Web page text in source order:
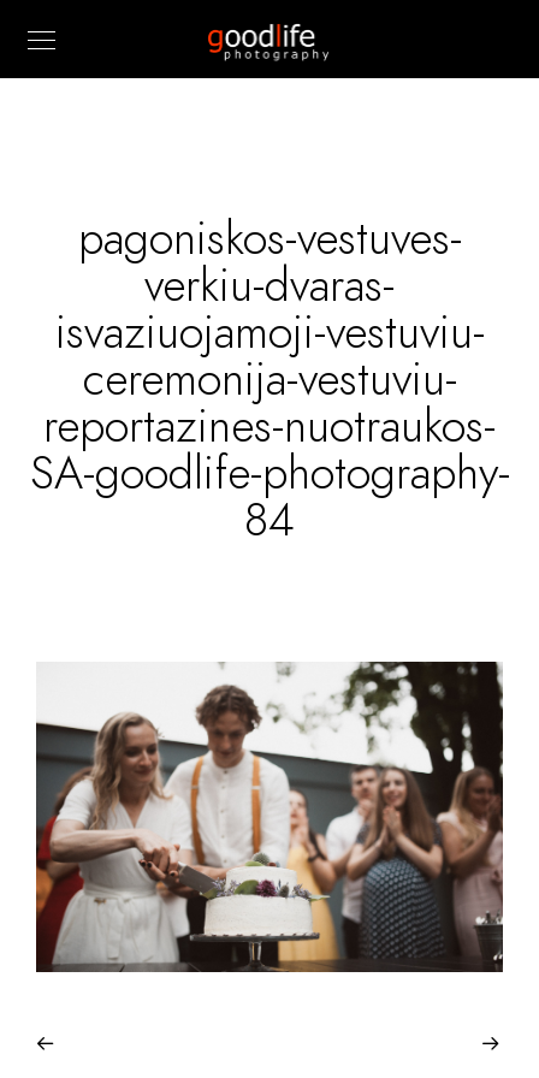
pagoniskos-vestuves-
verkiu-dvaras-
isvaziuojamoji-vestuviu-
ceremonija-vestuviu-
reportazines-nuotraukos-
SA-goodlife-photography-
84